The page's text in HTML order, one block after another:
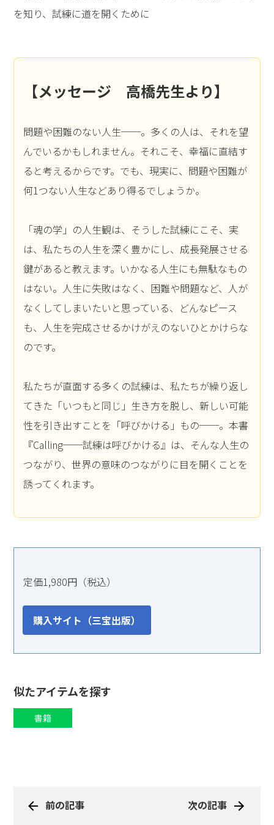
を知り、試練に道を開くために
【メッセージ 高橋先生より】
問題や困難のない人生──。多くの人は、それを望
んでいるかもしれません。それこそ、幸福に直結す
ると考えるからです。でも、現実に、問題や困難が
何1つない人生などあり得るでしょうか。
「魂の学」の人生観は、そうした試練にこそ、実
は、私たちの人生を深く豊かにし、成長発展させる
鍵があると教えます。いかなる人生にも無駄なもの
はない。人生に失敗はなく、困難や問題など、人が
なくしてしまいたいと思っている、どんなピース
も、人生を完成させるかけがえのないひとかけらな
のです。
私たちが直面する多くの試練は、私たちが繰り返し
てきた「いつもと同じ」生き方を脱し、新しい可能
性を引き出すことを「呼びかける」もの──。本書
『Calling──試練は呼びかける』は、そんな人生の
つながり、世界の意味のつながりに目を開くことを
誘ってくれます。
定価1,980円（税込）
購入サイト（三宝出版）
似たアイテムを探す
書籍
前の記事 次の記事